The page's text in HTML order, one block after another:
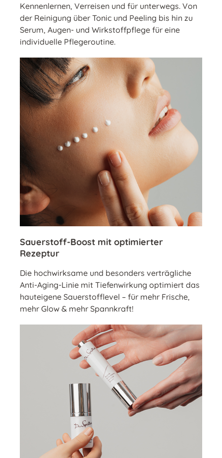
Kennenlernen, Verreisen und für unterwegs. Von
der Reinigung über Tonic und Peeling bis hin zu
Serum, Augen- und Wirkstoffpflege für eine
individuelle Pflegeroutine.
Sauerstoff-Boost mit optimierter
Rezeptur
Die hochwirksame und besonders verträgliche
Anti-Aging-Linie mit Tiefenwirkung optimiert das
hauteigene Sauerstofflevel – für mehr Frische,
mehr Glow & mehr Spannkraft!